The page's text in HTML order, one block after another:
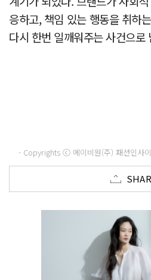
응하고, 책임 있는 행동을 취하
다시 한번 일깨워주는 사건으로
- Copyrights ⓒ 메이비원(주) 패션인사